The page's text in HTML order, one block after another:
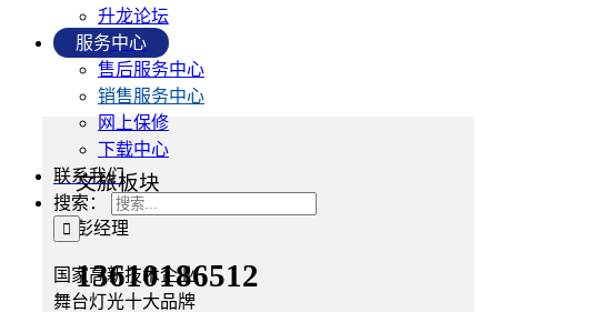
升龙论坛
服务中心
售后服务中心
销售服务中心
网上保修
下载中心
联系我们
搜索：
国家高新技术企业
舞台灯光十大品牌
文旅板块
彭经理
13610186512